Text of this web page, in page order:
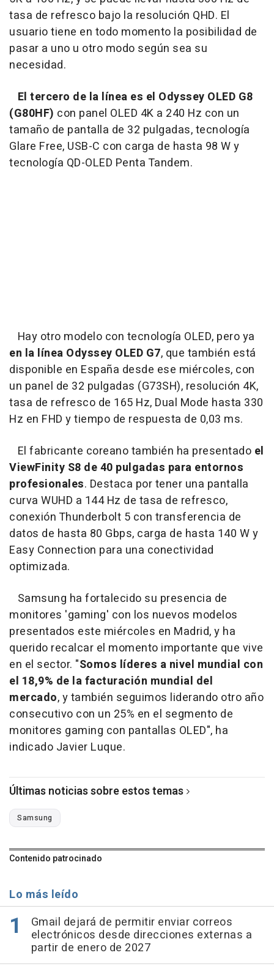
tasa de refresco bajo la resolución QHD. El
usuario tiene en todo momento la posibilidad de
pasar a uno u otro modo según sea su
necesidad.
El tercero de la línea es el Odyssey OLED G8
(G80HF) con panel OLED 4K a 240 Hz con un
tamaño de pantalla de 32 pulgadas, tecnología
Glare Free, USB-C con carga de hasta 98 W y
tecnología QD-OLED Penta Tandem.
Hay otro modelo con tecnología OLED, pero ya
en la línea Odyssey OLED G7, que también está
disponible en España desde ese miércoles, con
un panel de 32 pulgadas (G73SH), resolución 4K,
tasa de refresco de 165 Hz, Dual Mode hasta 330
Hz en FHD y tiempo de respuesta de 0,03 ms.
El fabricante coreano también ha presentado el
ViewFinity S8 de 40 pulgadas para entornos
profesionales. Destaca por tener una pantalla
curva WUHD a 144 Hz de tasa de refresco,
conexión Thunderbolt 5 con transferencia de
datos de hasta 80 Gbps, carga de hasta 140 W y
Easy Connection para una conectividad
optimizada.
Samsung ha fortalecido su presencia de
monitores 'gaming' con los nuevos modelos
presentados este miércoles en Madrid, y ha
querido recalcar el momento importante que vive
en el sector. "Somos líderes a nivel mundial con
el 18,9% de la facturación mundial del
mercado, y también seguimos liderando otro año
consecutivo con un 25% en el segmento de
monitores gaming con pantallas OLED", ha
indicado Javier Luque.
Últimas noticias sobre estos temas
Samsung
Contenido patrocinado
Lo más leído
Gmail dejará de permitir enviar correos
electrónicos desde direcciones externas a
partir de enero de 2027